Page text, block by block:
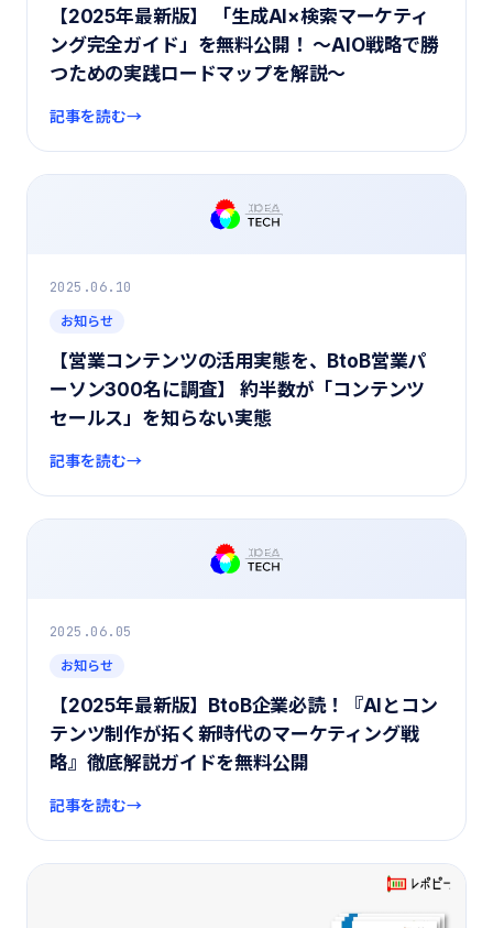
【2025年最新版】 「生成AI×検索マーケティ
ング完全ガイド」を無料公開！ 〜AIO戦略で勝
つための実践ロードマップを解説〜
記事を読む
2025.06.10
お知らせ
【営業コンテンツの活用実態を、BtoB営業パ
ーソン300名に調査】 約半数が「コンテンツ
セールス」を知らない実態
記事を読む
2025.06.05
お知らせ
【2025年最新版】BtoB企業必読！『AIとコン
テンツ制作が拓く新時代のマーケティング戦
略』徹底解説ガイドを無料公開
記事を読む